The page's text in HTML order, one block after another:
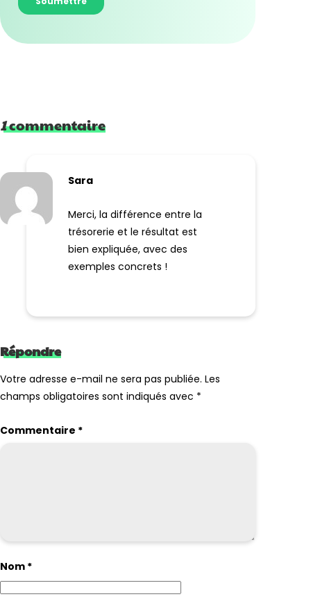
1commentaire
Sara
Merci, la différence entre la
trésorerie et le résultat est
bien expliquée, avec des
exemples concrets !
Répondre
Votre adresse e-mail ne sera pas publiée. Les
champs obligatoires sont indiqués avec *
Commentaire *
Nom *